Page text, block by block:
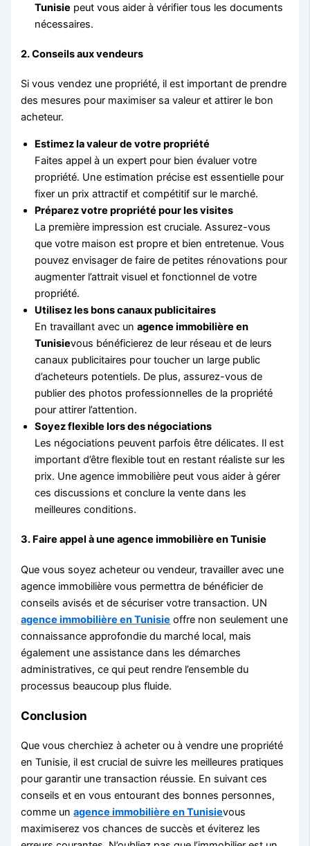
Tunisie peut vous aider à vérifier tous les documents
nécessaires.
2.Conseils aux vendeurs
Si vous vendez une propriété, il est important de prendre
des mesures pour maximiser sa valeur et attirer le bon
acheteur.
Estimez la valeur de votre propriété
Faites appel à un expert pour bien évaluer votre
propriété. Une estimation précise est essentielle pour
fixer un prix attractif et compétitif sur le marché.
Préparez votre propriété pour les visites
La première impression est cruciale. Assurez-vous
que votre maison est propre et bien entretenue. Vous
pouvez envisager de faire de petites rénovations pour
augmenter l’attrait visuel et fonctionnel de votre
propriété.
Utilisez les bons canaux publicitaires
En travaillant avec unagence immobilière en
Tunisievous bénéficierez de leur réseau et de leurs
canaux publicitaires pour toucher un large public
d’acheteurs potentiels. De plus, assurez-vous de
publier des photos professionnelles de la propriété
pour attirer l’attention.
Soyez flexible lors des négociations
Les négociations peuvent parfois être délicates. Il est
important d’être flexible tout en restant réaliste sur les
prix. Une agence immobilière peut vous aider à gérer
ces discussions et conclure la vente dans les
meilleures conditions.
3. Faire appel à une agence immobilière en Tunisie
Que vous soyez acheteur ou vendeur, travailler avec une
agence immobilière vous permettra de bénéficier de
conseils avisés et de sécuriser votre transaction. UN
agence immobilière en Tunisie offre non seulement une
connaissance approfondie du marché local, mais
également une assistance dans les démarches
administratives, ce qui peut rendre l’ensemble du
processus beaucoup plus fluide.
Conclusion
Que vous cherchiez à acheter ou à vendre une propriété
en Tunisie, il est crucial de suivre les meilleures pratiques
pour garantir une transaction réussie. En suivant ces
conseils et en vous entourant des bonnes personnes,
comme unagence immobilière en Tunisievous
maximiserez vos chances de succès et éviterez les